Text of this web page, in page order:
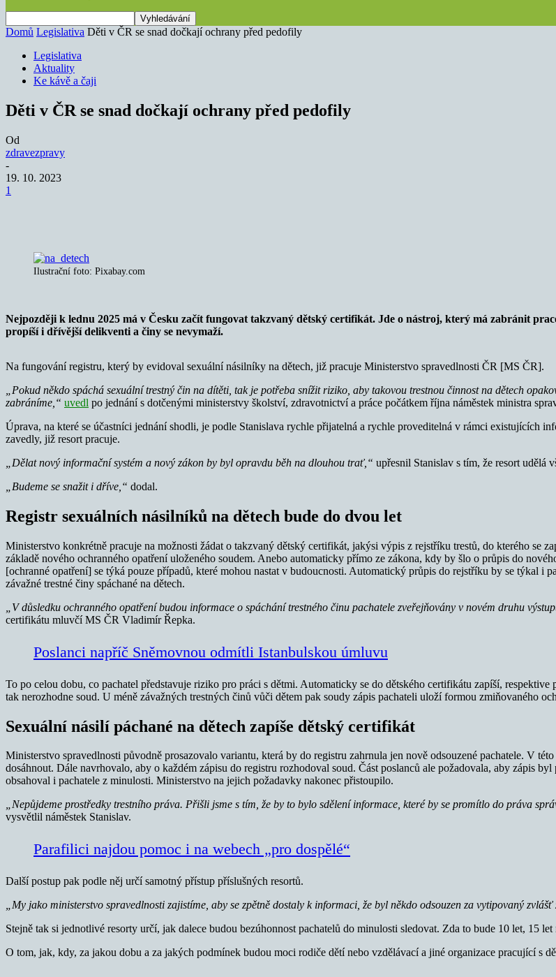
Domů Legislativa Děti v ČR se snad dočkají ochrany před pedofily
Legislativa
Aktuality
Ke kávě a čaji
Děti v ČR se snad dočkají ochrany před pedofily
Od
zdravezpravy
-
19. 10. 2023
1
Ilustrační foto: Pixabay.com
Nejpozději k lednu 2025 má v Česku začít fungovat takzvaný dětský certifikát. Jde o nástroj, který má zabránit
propíší i dřívější delikventi a činy se nevymaží.
Na fungování registru, který by evidoval sexuální násilníky na dětech, již pracuje Ministerstvo spravedlnosti ČR [MS ČR].
„Pokud někdo spáchá sexuální trestný čin na dítěti, tak je potřeba snížit riziko, aby takovou trestnou činnost na dětech
zabráníme,“ uvedl po jednání s dotčenými ministerstvy školství, zdravotnictví a práce počátkem října náměstek ministra
Úprava, na které se účastníci jednání shodli, je podle Stanislava rychle přijatelná a rychle proveditelná v rámci existujících
zavedly, již resort pracuje.
„Dělat nový informační systém a nový zákon by byl opravdu běh na dlouhou trať,“ upřesnil Stanislav s tím, že resort udělá
„Budeme se snažit i dříve,“ dodal.
Registr sexuálních násilníků na dětech bude do dvou let
Ministerstvo konkrétně pracuje na možnosti žádat o takzvaný dětský certifikát, jakýsi výpis z rejstříku trestů, do kterého se
základě nového ochranného opatření uloženého soudem. Anebo automaticky přímo ze zákona, kdy by šlo o průpis do
[ochranné opatření] se týká pouze případů, které mohou nastat v budoucnosti. Automatický průpis do rejstříku by se týkal i
závažné trestné činy spáchané na dětech.
„V důsledku ochranného opatření budou informace o spáchání trestného činu pachatele zveřejňovány v novém druhu
certifikátu mluvčí MS ČR Vladimír Řepka.
Poslanci napříč Sněmovnou odmítli Istanbulskou úmluvu
To po celou dobu, co pachatel představuje riziko pro práci s dětmi. Automaticky se do dětského certifikátu zapíší,
tak nerozhodne soud. U méně závažných trestných činů vůči dětem pak soudy zápis pachateli uloží formou zmiňovaného
Sexuální násilí páchané na dětech zapíše dětský certifikát
Ministerstvo spravedlnosti původně prosazovalo variantu, která by do registru zahrnula jen nově odsouzené pachatele. V
dosáhnout. Dále navrhovalo, aby o každém zápisu do registru rozhodoval soud. Část poslanců ale požadovala, aby zápis
obsahoval i pachatele z minulosti. Ministerstvo na jejich požadavky nakonec přistoupilo.
„Nepůjdeme prostředky trestního práva. Přišli jsme s tím, že by to bylo sdělení informace, které by se promítlo do práva
vysvětlil náměstek Stanislav.
Parafilici najdou pomoc i na webech „pro dospělé“
Další postup pak podle něj určí samotný přístup příslušných resortů.
„My jako ministerstvo spravedlnosti zajistíme, aby se zpětně dostaly k informaci, že byl někdo odsouzen za vytipovaný
Stejně tak si jednotlivé resorty určí, jak dalece budou bezúhonnost pachatelů do minulosti sledovat. Zda to bude 10 let, 15
O tom, jak, kdy, za jakou dobu a za jakých podmínek budou moci rodiče dětí nebo vzdělávací a jiné organizace pracující s